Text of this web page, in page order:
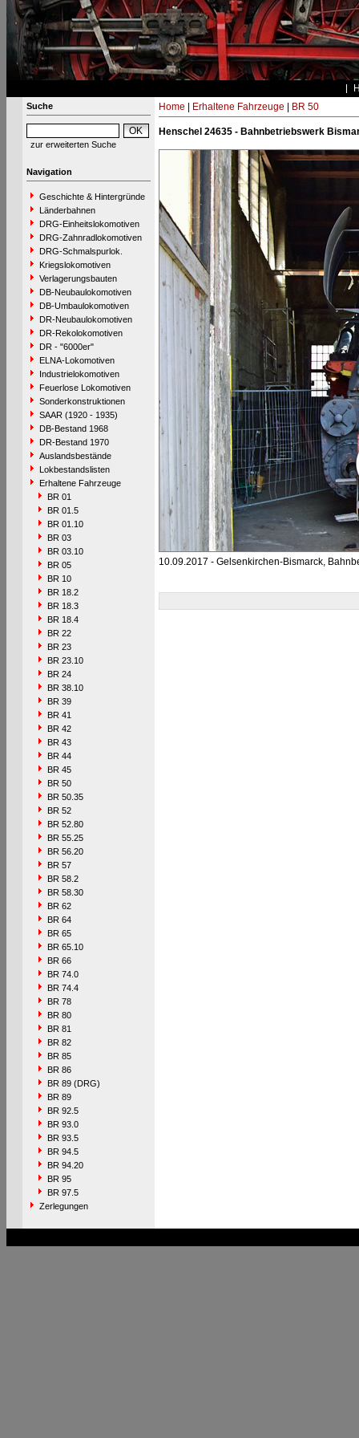
Suche
zur erweiterten Suche
Navigation
Geschichte & Hintergründe
Länderbahnen
DRG-Einheitslokomotiven
DRG-Zahnradlokomotiven
DRG-Schmalspurlok.
Kriegslokomotiven
Verlagerungsbauten
DB-Neubaulokomotiven
DB-Umbaulokomotiven
DR-Neubaulokomotiven
DR-Rekolokomotiven
DR - "6000er"
ELNA-Lokomotiven
Industrielokomotiven
Feuerlose Lokomotiven
Sonderkonstruktionen
SAAR (1920 - 1935)
DB-Bestand 1968
DR-Bestand 1970
Auslandsbestände
Lokbestandslisten
Erhaltene Fahrzeuge
BR 01
BR 01.5
BR 01.10
BR 03
BR 03.10
BR 05
BR 10
BR 18.2
BR 18.3
BR 18.4
BR 22
BR 23
BR 23.10
BR 24
BR 38.10
BR 39
BR 41
BR 42
BR 43
BR 44
BR 45
BR 50
BR 50.35
BR 52
BR 52.80
BR 55.25
BR 56.20
BR 57
BR 58.2
BR 58.30
BR 62
BR 64
BR 65
BR 65.10
BR 66
BR 74.0
BR 74.4
BR 78
BR 80
BR 81
BR 82
BR 85
BR 86
BR 89 (DRG)
BR 89
BR 92.5
BR 93.0
BR 93.5
BR 94.5
BR 94.20
BR 95
BR 97.5
Zerlegungen
Home Erhaltene Fahrzeuge BR 50
Henschel 24635 - Bahnbetriebswerk
10.09.2017 - Gelsenkirchen-Bismarck,